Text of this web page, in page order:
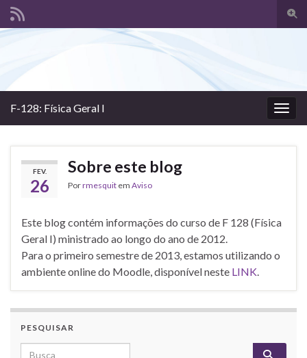
F-128: Física Geral I
FEV.
26
Sobre este blog
Porrmesquit em Aviso
Este blog contém informações do curso de F 128 (Física
Geral I) ministrado ao longo do ano de 2012.
Para o primeiro semestre de 2013, estamos utilizando o
ambiente online do Moodle, disponível neste LINK.
PESQUISAR
Search for: